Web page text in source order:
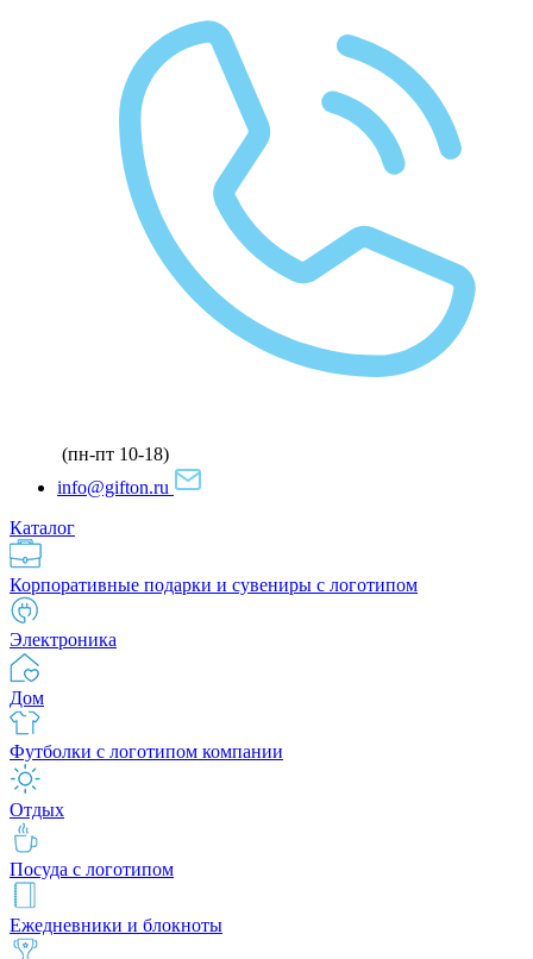
(пн-пт 10-18)
info@gifton.ru
Каталог
Корпоративные подарки и сувениры с логотипом
Электроника
Дом
Футболки с логотипом компании
Отдых
Посуда с логотипом
Ежедневники и блокноты